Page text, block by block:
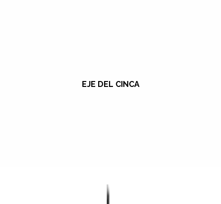
EJE DEL CINCA